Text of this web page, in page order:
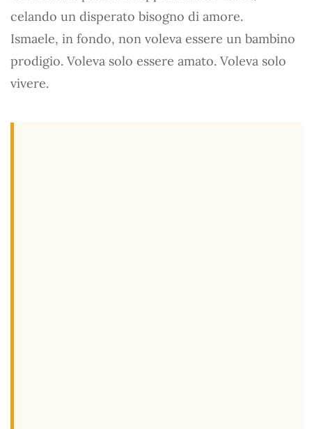
celando un disperato bisogno di amore.
Ismaele, in fondo, non voleva essere un bambino
prodigio. Voleva solo essere amato. Voleva solo
vivere.